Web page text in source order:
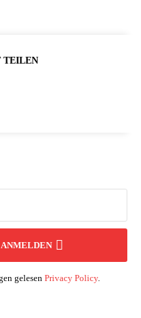
TEILEN
gelesen Privacy Policy.